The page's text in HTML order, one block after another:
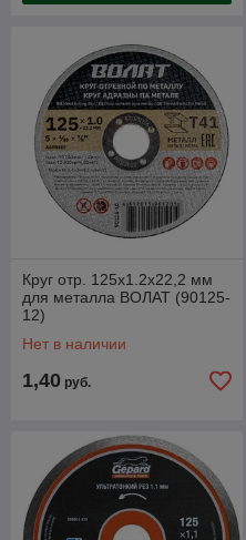
Круг отр. 125х1.2х22,2 мм
для металла ВОЛАТ (90125-
12)
Нет в наличии
1,40 руб.